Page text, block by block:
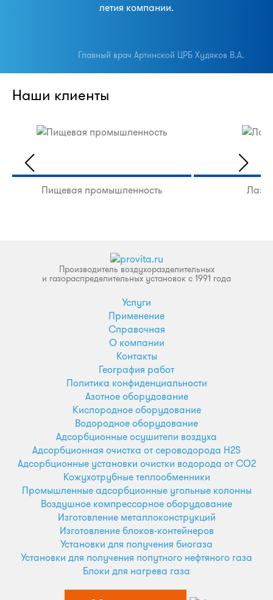
летия компании.
Главный врач Артинской ЦРБ Худяков В.А.
Наши клиенты
Пищевая промышленность
Производитель воздухоразделительных
и газораспределительных установок с 1991 года
Услуги
Применение
Справочная
О компании
Контакты
География работ
Политика конфиденциальности
Азотное оборудование
Кислородное оборудование
Водородное оборудование
Адсорбционные осушители воздуха
Адсорбционная очистка от сероводорода H2S
Адсорбционные установки очистки водорода от CO2
Кожухотрубные теплообменники
Промышленные адсорбционные угольные колонны
Воздушное компрессорное оборудование
Изготовление металлоконструкций
Изготовление блоков-контейнеров
Установки для получения биогаза
Установки для получения попутного нефтяного газа
Блоки для нагрева газа